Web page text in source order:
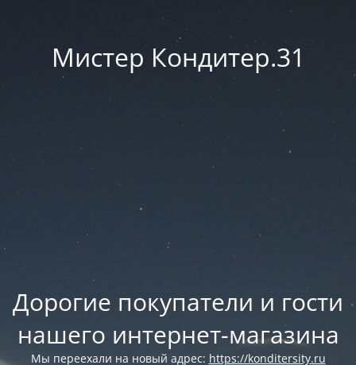
Мистер Кондитер.31
Дорогие покупатели и гости
нашего интернет-магазина
Мы переехали на новый адрес: https://konditersity.ru